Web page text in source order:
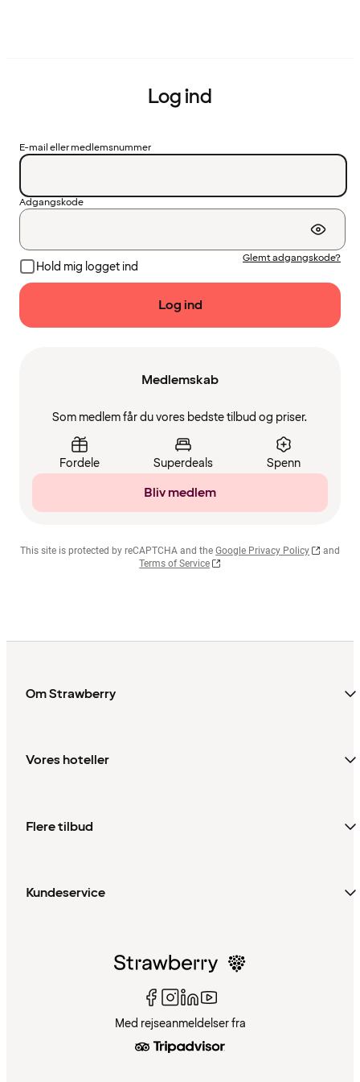
Log ind
E-mail eller medlemsnummer
Adgangskode
Hold mig logget ind
Glemt adgangskode?
Log ind
Medlemskab
Som medlem får du vores bedste tilbud og priser.
Fordele Superdeals Spenn
Bliv medlem
This site is protected by reCAPTCHA and the Google Privacy Policy
and
Terms of Service
Om Strawberry
Vores hoteller
Flere tilbud
Kundeservice
Med rejseanmeldelser fra